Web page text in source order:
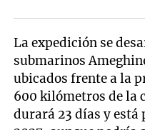
La expedición se
submarinos
ubicados frente a la
600 kilómetros de la
durará 23 días y